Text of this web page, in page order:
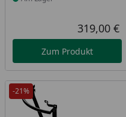
319,00 €
Zum Produkt
-21%